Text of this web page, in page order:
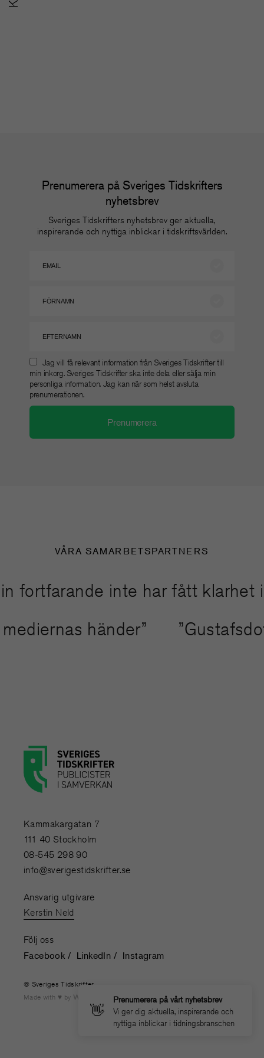
👋
Prenumerera på vårt nyhetsbrev
Vi ger dig aktuella, inspirerande och
nyttiga inblickar i tidningsbranschen
Prenumerera på Sveriges Tidskrifters
nyhetsbrev
Sveriges Tidskrifters nyhetsbrev ger aktuella,
inspirerande och nyttiga inblickar i tidskriftsvärlden.
Jag vill få relevant information från Sveriges Tidskrifter till
min inkorg. Sveriges Tidskrifter ska inte dela eller sälja min
personliga information. Jag kan när som helst avsluta
prenumerationen.
VÅRA SAMARBETSPARTNERS
inte har fått klarhet i
mediernas händer”
Kammakargatan 7
111 40 Stockholm
08-545 298 90
info@sverigestidskrifter.se
Ansvarig utgivare
Kerstin Neld
Följ oss
Facebook LinkedIn Instagram
© Sveriges Tidskrifter
Made with
by WONDERFOUR